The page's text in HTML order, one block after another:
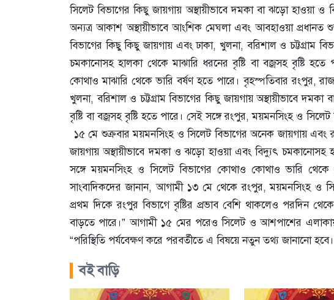
সিলেট বিভাগের কিছু জায়গায় অস্থায়ীভাবে দমকা বা ঝড়ো হাওয়া ও
অন্যত্র আকাশ অস্থায়ীভাবে আংশিক মেঘলা এবং আবহাওয়া প্রধানত
বিভাগের কিছু কিছু জায়গায় এবং ঢাকা, খুলনা, বরিশাল ও চট্টগ্রাম
চমকানোসহ হালকা থেকে মাঝারি ধরনের বৃষ্টি বা বজ্রসহ বৃষ্টি হতে
কোথাও মাঝারি থেকে ভারি বর্ষণ হতে পারে।বৃহস্পতিবার রংপুর,
খুলনা, বরিশাল ও চট্টগ্রাম বিভাগের কিছু জায়গায় অস্থায়ীভাবে
বৃষ্টি বা বজ্রসহ বৃষ্টি হতে পারে। সেই সঙ্গে রংপুর, ময়মনসিংহ ও
১৫ মে শুক্রবার ময়মনসিংহ ও সিলেট বিভাগের অনেক জায়গায় এবং
জায়গায় অস্থায়ীভাবে দমকা ও ঝড়ো হাওয়া এবং বিদ্যুৎ চমকানোসহ
সঙ্গে ময়মনসিংহ ও সিলেট বিভাগের কোথাও কোথাও ভারি
সাংবা‌দিক‌দের জানান, আগামী ১৩ মে থেকে রংপুর, ময়মনসিংহ ও
প্রথম দিকে রংপুর বিভাগে বৃষ্টির প্রভাব বেশি থাকলেও পরদিন
বাড়তে পারে।”আগামী ১৫ মের পরেও সিলেট ও আশপাশের এলাকায়
“পরিস্থিতি পর্যবেক্ষণ করে পরবর্তীতে এ বিষয়ে নতুন তথ্য জানানো
বই বাড়ি